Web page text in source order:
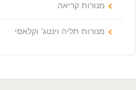
מנורות קריאה
מנורות תליה וינטג’ וקלאסי